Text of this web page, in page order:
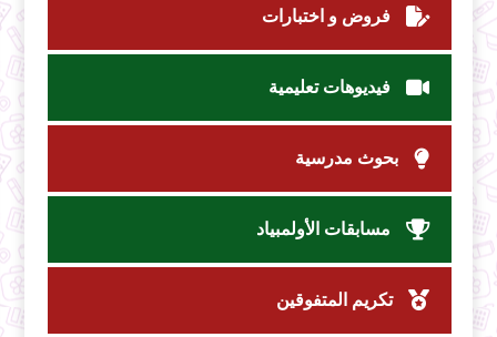
فروض و اختبارات
فيديوهات تعليمية
بحوث مدرسية
مسابقات الأولمبياد
تكريم المتفوقين